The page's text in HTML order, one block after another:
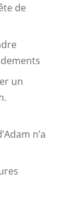
de
un
n’a